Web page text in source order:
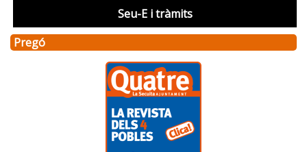
Seu-E i tràmits
Pregó